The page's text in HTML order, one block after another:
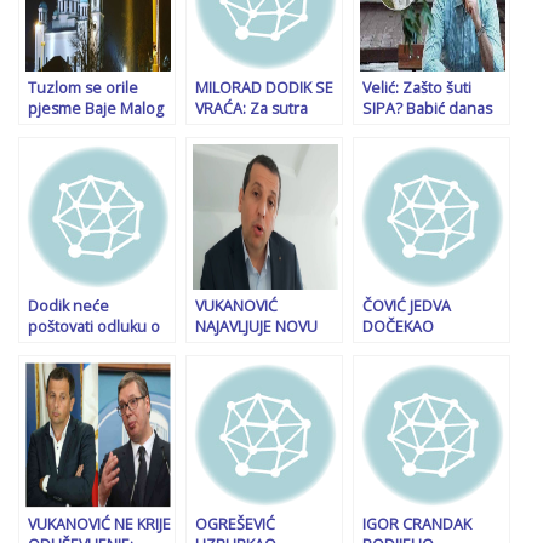
Tuzlom se orile
pjesme Baje Malog
Crnogorčević:
Podnešene krivične
prijave
MILORAD DODIK SE
VRAĆA: Za sutra
javnosti
Velić: Zašto šuti
SIPA? Babić danas
mezarju, sutra će
krenuti na džamije
Dodik neće
poštovati odluku o
historije u RS
VUKANOVIĆ
NAJAVLJUJE NOVU
Krišto više nema
pravo na grešku,
ukoliko se to dogodi
– gotovo je…
ČOVIĆ JEDVA
DOČEKAO
ODLAZAK: “Od toga
neće biti ništa…”
VUKANOVIĆ NE KRIJE
OGREŠEVIĆ
IGOR CRANDAK